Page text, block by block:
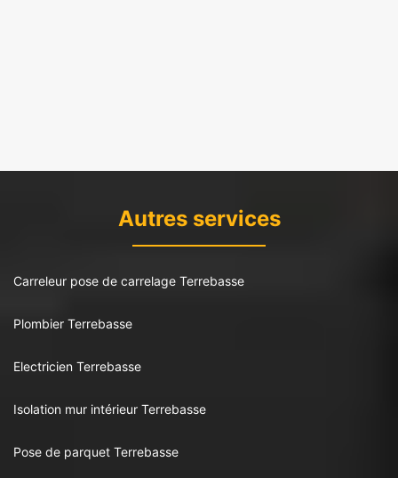
Autres services
Carreleur pose de carrelage Terrebasse
Plombier Terrebasse
Electricien Terrebasse
Isolation mur intérieur Terrebasse
Pose de parquet Terrebasse